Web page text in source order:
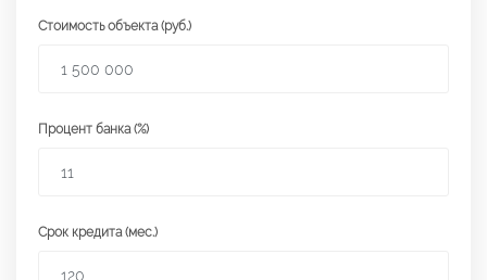
Стоимость объекта (руб.)
Процент банка (%)
Срок кредита (мес.)